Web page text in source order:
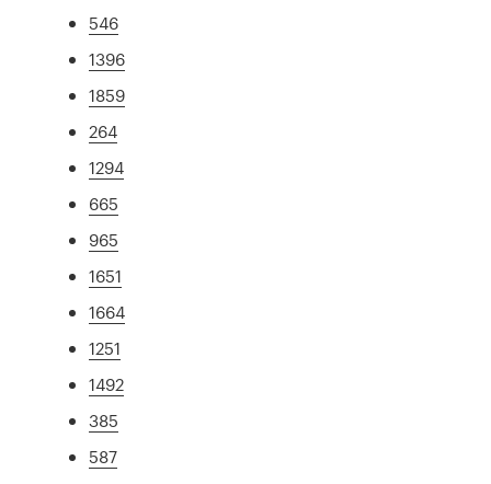
546
1396
1859
264
1294
665
965
1651
1664
1251
1492
385
587